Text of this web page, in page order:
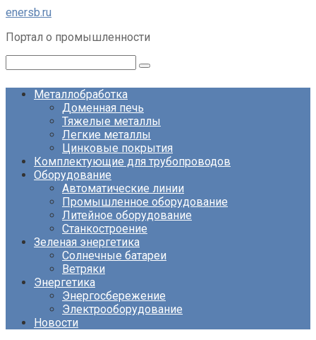
Перейти
контенту
enersb.ru
Портал о промышленности
Металлобработка
Доменная печь
Тяжелые металлы
Легкие металлы
Цинковые покрытия
Комплектующие для трубопроводов
Оборудование
Автоматические линии
Промышленное оборудование
Литейное оборудование
Станкостроение
Зеленая энергетика
Солнечные батареи
Ветряки
Энергетика
Энергосбережение
Электрооборудование
Новости